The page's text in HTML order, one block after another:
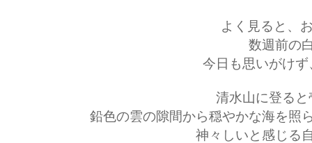
よく見ると、
数週前の
今日も思いがけ
清水山に登る
鉛色の雲の隙間から穏やかな海を照
神々しいと感じる